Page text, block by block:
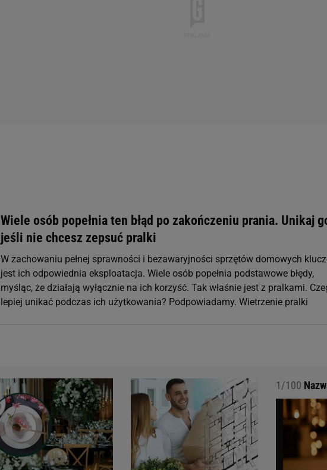
Wiele osób popełnia ten błąd po zakończeniu prania. Unikaj
jeśli nie chcesz zepsuć pralki
W zachowaniu pełnej sprawności i bezawaryjności sprzętów domowych
jest ich odpowiednia eksploatacja. Wiele osób popełnia podstawowe błędy,
myśląc, że działają wyłącznie na ich korzyść. Tak właśnie jest z pralkami.
lepiej unikać podczas ich użytkowania? Podpowiadamy. Wietrzenie pralki
1/100